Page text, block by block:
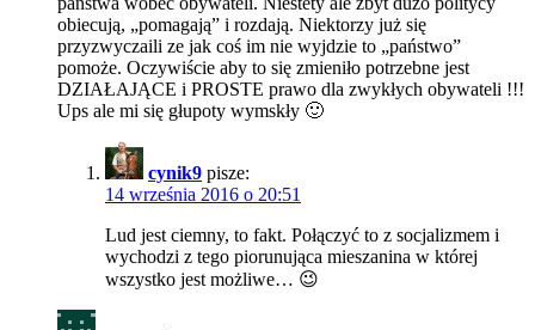
obiecują, „pomagają” i rozdają. Niektorzy już się
przyzwyczaili ze jak coś im nie wyjdzie to „państwo”
pomoże. Oczywiście aby to się zmieniło potrzebne jest
DZIAŁAJĄCE i PROSTE prawo dla zwykłych obywateli !!!
Ups ale mi się głupoty wymskły 🙂
cynik9 pisze:
14 września 2016 o 20:51
Lud jest ciemny, to fakt. Połączyć to z socjalizmem i
wychodzi z tego piorunująca mieszanina w której
wszystko jest możliwe… 😉